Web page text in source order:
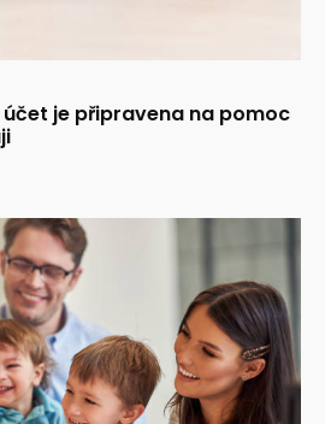
je připravena na pomoc